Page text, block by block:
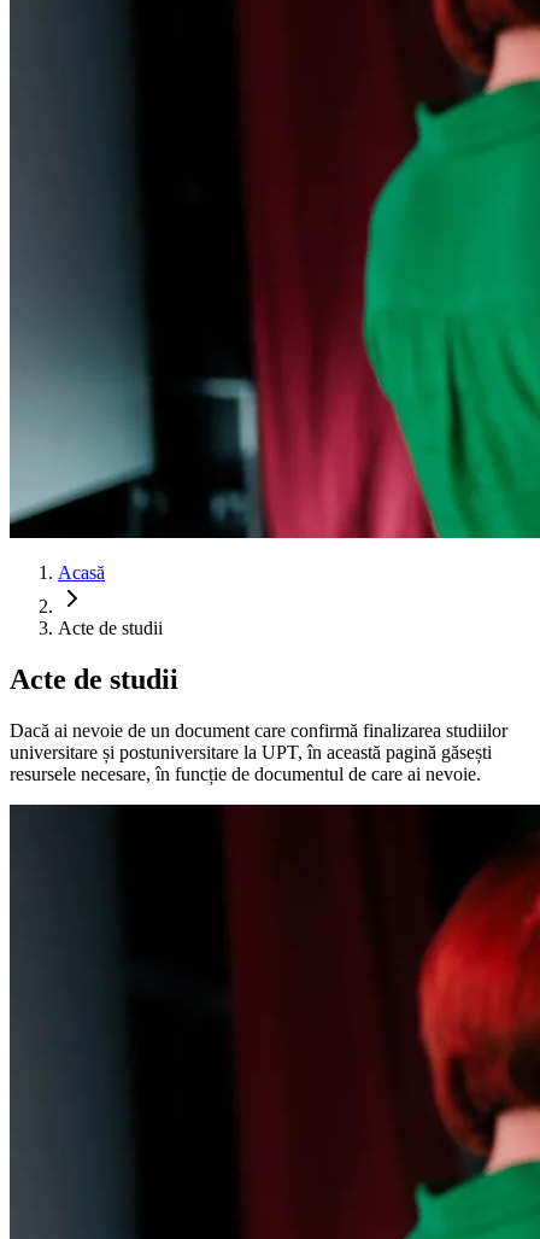
Acasă
Acte de studii
Acte de studii
Dacă ai nevoie de un document care confirmă finalizarea studiilor
universitare și postuniversitare la UPT, în această pagină găsești
resursele necesare, în funcție de documentul de care ai nevoie.